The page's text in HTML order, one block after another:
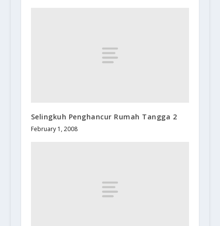
Selingkuh Penghancur Rumah Tangga 2
February 1, 2008